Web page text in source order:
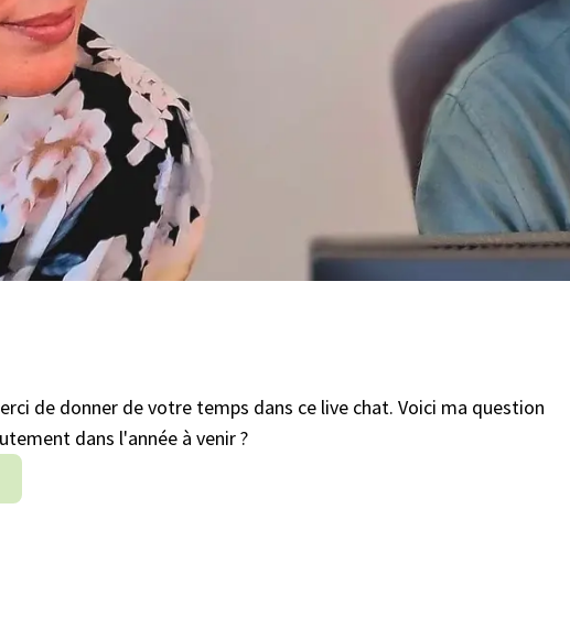
de donner de votre temps dans ce live chat. Voici ma question
dans l'année à venir ?